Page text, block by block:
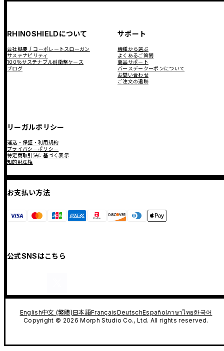
RHINOSHIELDについて
会社概要 / コーポレートスローガン
サステナビリティ
100％サステナブル耐衝撃ケース
ブログ
サポート
機種から選ぶ
よくあるご質問
商品サポート
バースデークーポンについて
お問い合わせ
ご注文の追跡
リーガルポリシー
運送・保証・利用規約
プライバシーポリシー
特定商取引法に基づく表示
知的財産権
お支払い方法
公式SNSはこちら
English中文 (繁體)日本語FrançaisDeutschEspañolภาษาไทย한국어
Copyright © 2026 Morph Studio Co., Ltd. All rights reserved.